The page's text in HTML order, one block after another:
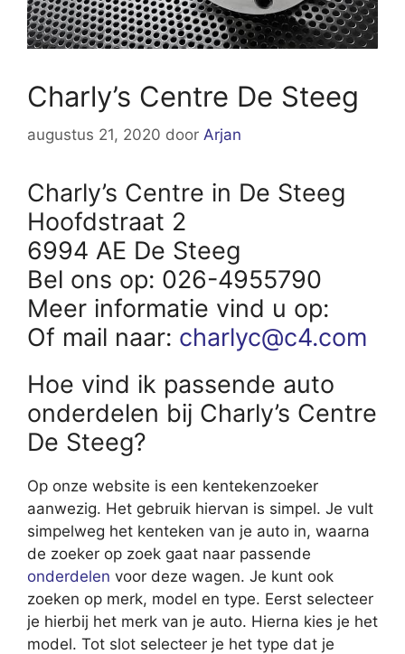
Charly’s Centre De Steeg
augustus 21, 2020 door Arjan
Charly’s Centre in De Steeg
Hoofdstraat 2
6994 AE De Steeg
Bel ons op: 026-4955790
Meer informatie vind u op:
Of mail naar: charlyc@c4.com
Hoe vind ik passende auto
onderdelen bij Charly’s Centre
De Steeg?
Op onze website is een kentekenzoeker
aanwezig. Het gebruik hiervan is simpel. Je vult
simpelweg het kenteken van je auto in, waarna
de zoeker op zoek gaat naar passende
onderdelen voor deze wagen. Je kunt ook
zoeken op merk, model en type. Eerst selecteer
je hierbij het merk van je auto. Hierna kies je het
model. Tot slot selecteer je het type dat je